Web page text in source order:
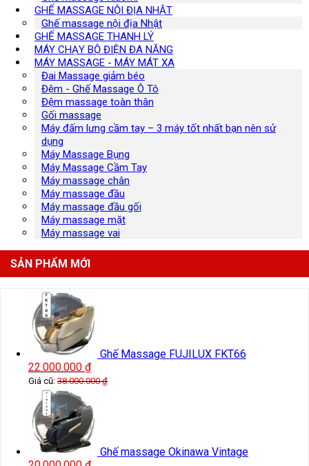
GHẾ MASSAGE NỘI ĐỊA NHẬT
Ghế massage nội địa Nhật
GHẾ MASSAGE THANH LÝ
MÁY CHẠY BỘ ĐIỆN ĐA NĂNG
MÁY MASSAGE - MÁY MÁT XA
Đai Massage giảm béo
Đệm - Ghế Massage Ô Tô
Đệm massage toàn thân
Gối massage
Máy đấm lưng cầm tay – 3 máy tốt nhất bạn nên sử
dụng
Máy Massage Bụng
Máy Massage Cầm Tay
Máy massage chân
Máy massage đầu
Máy massage đầu gối
Máy massage mặt
Máy massage vai
SẢN PHẨM MỚI
Ghế Massage FUJILUX FKT66
22.000.000 ₫
Giá cũ: 38.000.000₫
Ghế massage Okinawa Vintage